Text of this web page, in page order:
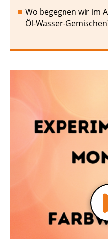
Wo begegnen wir im
Öl-Wasser-
Video